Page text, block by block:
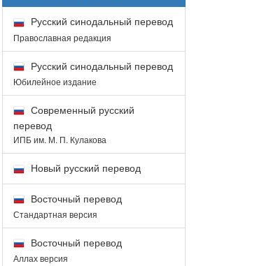
Русский синодальный перевод
Православная редакция
Русский синодальный перевод
Юбилейное издание
Современный русский
перевод
ИПБ им. М. П. Кулакова
Новый русский перевод
Восточный перевод
Стандартная версия
Восточный перевод
Аллах версия